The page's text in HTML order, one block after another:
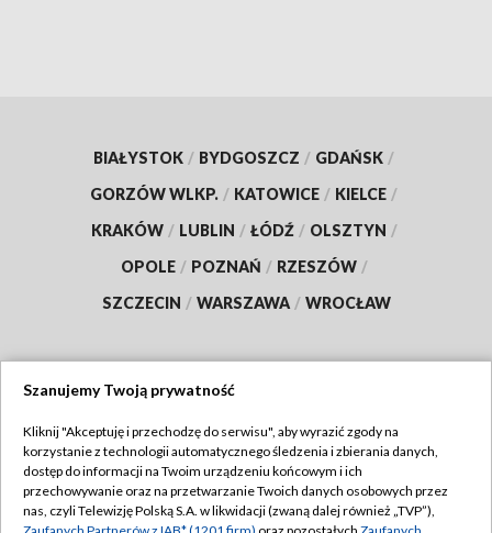
BIAŁYSTOK / BYDGOSZCZ / GDAŃSK /
GORZÓW WLKP. / KATOWICE / KIELCE /
KRAKÓW / LUBLIN / ŁÓDŹ / OLSZTYN /
OPOLE / POZNAŃ / RZESZÓW /
SZCZECIN / WARSZAWA / WROCŁAW
TVP
Abonament TVP
Emisja w TVP
Regulamin TVP
Szanujemy Twoją prywatność
Kliknij "Akceptuję i przechodzę do serwisu", aby wyrazić zgody na
korzystanie z technologii automatycznego śledzenia i zbierania danych,
dostęp do informacji na Twoim urządzeniu końcowym i ich
przechowywanie oraz na przetwarzanie Twoich danych osobowych przez
nas, czyli Telewizję Polską S.A. w likwidacji (zwaną dalej również „TVP”),